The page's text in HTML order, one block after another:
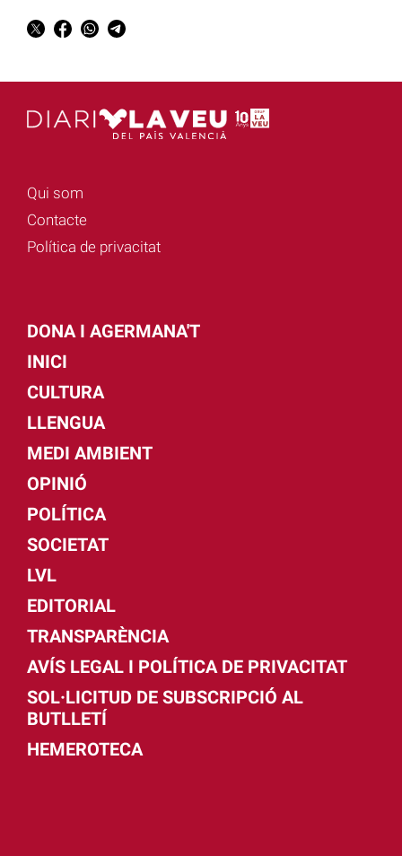
Qui som
Contacte
Política de privacitat
DONA I AGERMANA'T
INICI
CULTURA
LLENGUA
MEDI AMBIENT
OPINIÓ
POLÍTICA
SOCIETAT
LVL
EDITORIAL
TRANSPARÈNCIA
AVÍS LEGAL I POLÍTICA DE PRIVACITAT
SOL·LICITUD DE SUBSCRIPCIÓ AL
BUTLLETÍ
HEMEROTECA